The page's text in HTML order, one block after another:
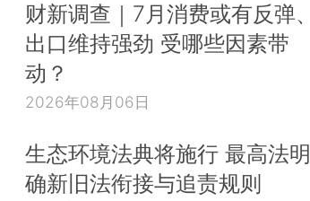
财新调查｜7月消费或有反弹、
出口维持强劲 受哪些因素带
动？
2026年08月06日
生态环境法典将施行 最高法明
确新旧法衔接与追责规则